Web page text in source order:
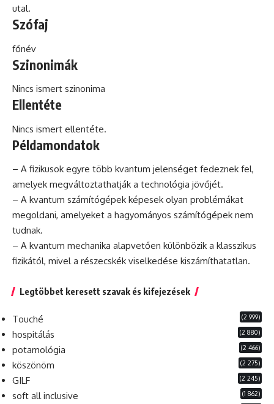
utal.
Szófaj
főnév
Szinonimák
Nincs ismert szinonima
Ellentéte
Nincs ismert ellentéte.
Példamondatok
– A fizikusok egyre több kvantum jelenséget fedeznek fel,
amelyek megváltoztathatják a technológia jövőjét.
– A kvantum számítógépek képesek olyan problémákat
megoldani, amelyeket a hagyományos számítógépek nem
tudnak.
– A kvantum mechanika alapvetően különbözik a klasszikus
fizikától, mivel a részecskék viselkedése kiszámíthatatlan.
Legtöbbet keresett szavak és kifejezések
Touché (2 999)
hospitálás (2 880)
potamológia (2 466)
köszönöm (2 275)
GILF (2 245)
soft all inclusive (1 862)